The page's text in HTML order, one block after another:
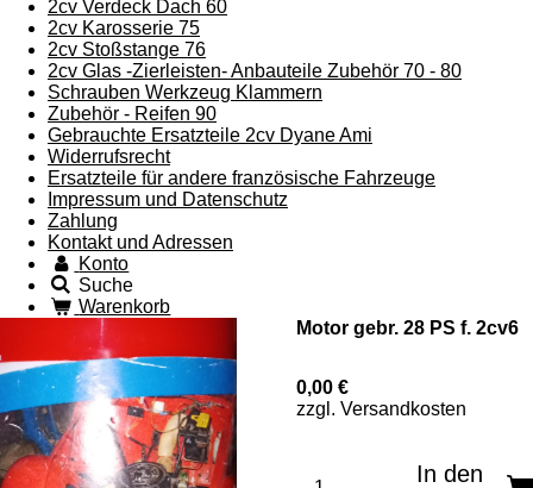
2cv Verdeck Dach 60
2cv Karosserie 75
2cv Stoßstange 76
2cv Glas -Zierleisten- Anbauteile Zubehör 70 - 80
Schrauben Werkzeug Klammern
Zubehör - Reifen 90
Gebrauchte Ersatzteile 2cv Dyane Ami
Widerrufsrecht
Ersatzteile für andere französische Fahrzeuge
Impressum und Datenschutz
Zahlung
Kontakt und Adressen
Konto
Suche
Warenkorb
Motor gebr. 28 PS f. 2cv6
0,00 €
zzgl. Versandkosten
In den